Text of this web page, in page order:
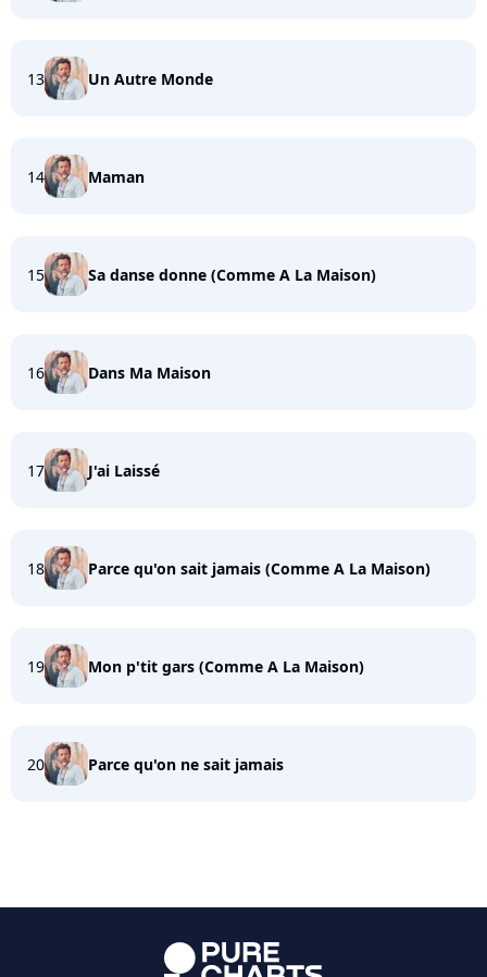
13 Un Autre Monde
14 Maman
15 Sa danse donne (Comme A La Maison)
16 Dans Ma Maison
17 J'ai Laissé
18 Parce qu'on sait jamais (Comme A La Maison)
19 Mon p'tit gars (Comme A La Maison)
20 Parce qu'on ne sait jamais